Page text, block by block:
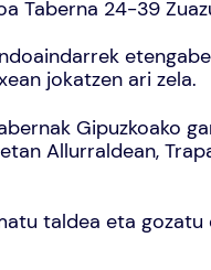
Taberna 24-39
jokatzen ari zela.
Gipuzkoako
Allurraldean,
taldea eta gozatu